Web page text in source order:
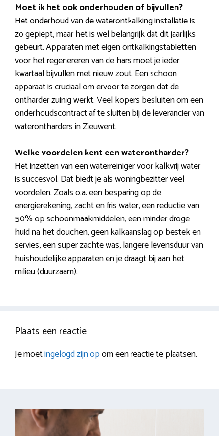
Moet ik het ook onderhouden of bijvullen?
Het onderhoud van de waterontkalking installatie is
zo gepiept, maar het is wel belangrijk dat dit jaarlijks
gebeurt. Apparaten met eigen ontkalkingstabletten
voor het regenereren van de hars moet je ieder
kwartaal bijvullen met nieuw zout. Een schoon
apparaat is cruciaal om ervoor te zorgen dat de
ontharder zuinig werkt. Veel kopers besluiten om een
onderhoudscontract af te sluiten bij de leverancier van
waterontharders in Zieuwent.
Welke voordelen kent een waterontharder?
Het inzetten van een waterreiniger voor kalkvrij water
is succesvol. Dat biedt je als woningbezitter veel
voordelen. Zoals o.a. een besparing op de
energierekening, zacht en fris water, een reductie van
50% op schoonmaakmiddelen, een minder droge
huid na het douchen, geen kalkaanslag op bestek en
servies, een super zachte was, langere levensduur van
huishoudelijke apparaten en je draagt bij aan het
milieu (duurzaam).
Plaats een reactie
Je moetingelogd zijn opom een reactie te plaatsen.